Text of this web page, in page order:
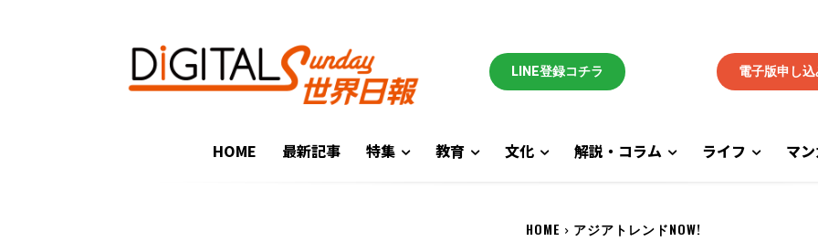
LINE登録コチラ 電子版申し込
HOME 最新記事 特集 教育 文化 解説・コラム ライフ マ
HOME アジアトレンドNOW!